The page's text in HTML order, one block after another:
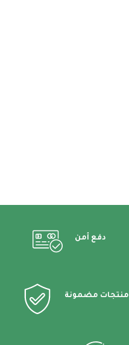
دفع أمن
منتجات مضمونة